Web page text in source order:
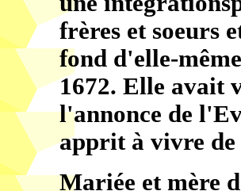
frères et soeurs
fond d'elle-
1672. Elle avait
l'annonce de
apprit à vivre de
Mariée et mère